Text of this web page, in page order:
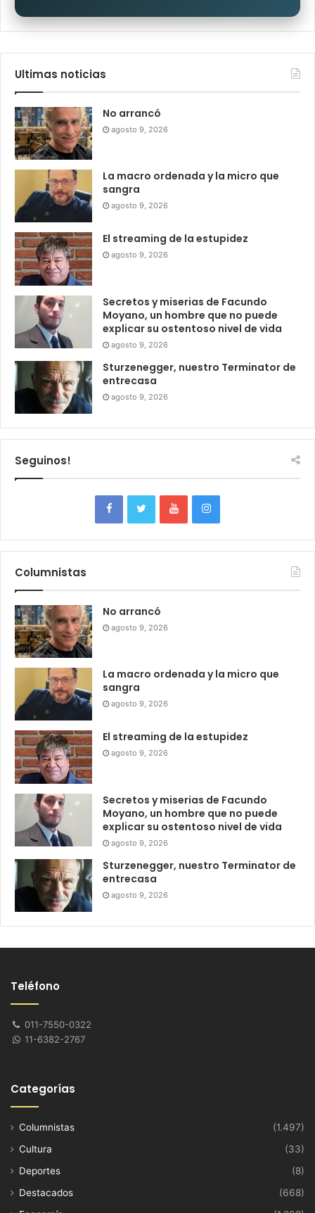
Ultimas noticias
No arrancó
agosto 9, 2026
La macro ordenada y la micro que
sangra
agosto 9, 2026
El streaming de la estupidez
agosto 9, 2026
Secretos y miserias de Facundo
Moyano, un hombre que no puede
explicar su ostentoso nivel de vida
agosto 9, 2026
Sturzenegger, nuestro Terminator de
entrecasa
agosto 9, 2026
Seguinos!
Columnistas
No arrancó
agosto 9, 2026
La macro ordenada y la micro que
sangra
agosto 9, 2026
El streaming de la estupidez
agosto 9, 2026
Secretos y miserias de Facundo
Moyano, un hombre que no puede
explicar su ostentoso nivel de vida
agosto 9, 2026
Sturzenegger, nuestro Terminator de
entrecasa
agosto 9, 2026
Teléfono
011-7550-0322
11-6382-2767
Categorías
Columnistas
(1.497)
Cultura
(33)
Deportes
(8)
Destacados
(668)